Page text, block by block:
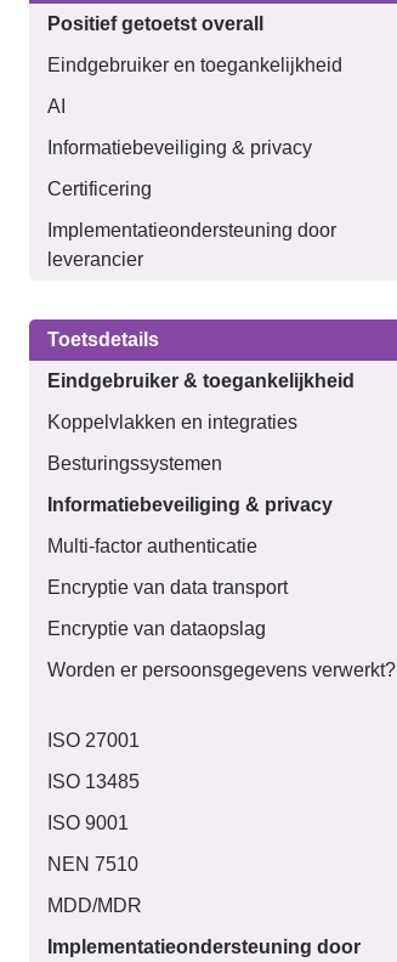
Positief getoetst overall
Eindgebruiker en toegankelijkheid
AI
Informatiebeveiliging & privacy
Certificering
Implementatieondersteuning door
leverancier
Toetsdetails
Eindgebruiker & toegankelijkheid
Koppelvlakken en integraties
Besturingssystemen
Informatiebeveiliging & privacy
Multi-factor authenticatie
Encryptie van data transport
Encryptie van dataopslag
Worden er persoonsgegevens verwerkt?
ISO 27001
ISO 13485
ISO 9001
NEN 7510
MDD/MDR
Implementatieondersteuning door